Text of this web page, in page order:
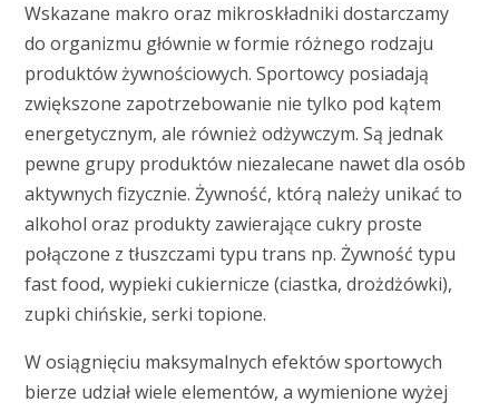
Wskazane makro oraz mikroskładniki dostarczamy
do organizmu głównie w formie różnego rodzaju
produktów żywnościowych. Sportowcy posiadają
zwiększone zapotrzebowanie nie tylko pod kątem
energetycznym, ale również odżywczym. Są jednak
pewne grupy produktów niezalecane nawet dla osób
aktywnych fizycznie. Żywność, którą należy unikać to
alkohol oraz produkty zawierające cukry proste
połączone z tłuszczami typu trans np. Żywność typu
fast food, wypieki cukiernicze (ciastka, drożdżówki),
zupki chińskie, serki topione.
W osiągnięciu maksymalnych efektów sportowych
bierze udział wiele elementów, a wymienione wyżej